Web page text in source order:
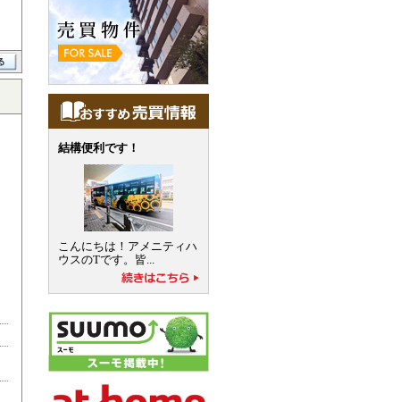
結構便利です！
こんにちは！アメニティハ
ウスのTです。皆...